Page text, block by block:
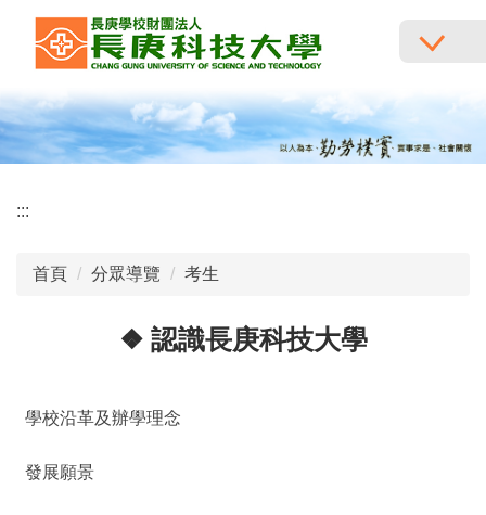
要
內
容
:::
首頁 分眾導覽 考生
❖ 認識長庚科技大學
學校沿革及辦學理念
發展願景